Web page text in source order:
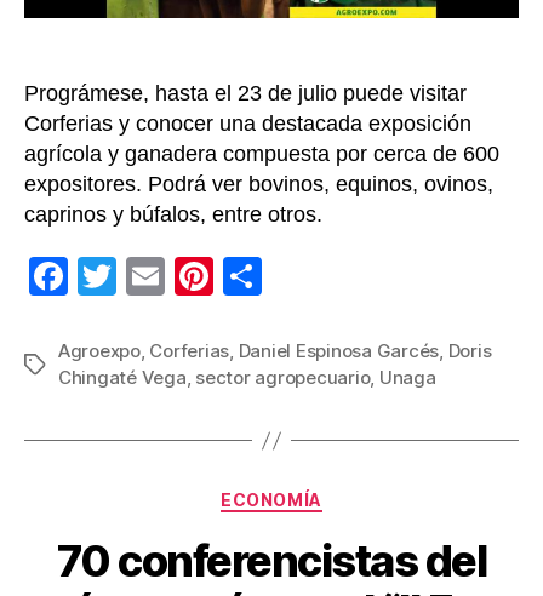
es
Prográmese, hasta el 23 de julio puede visitar
Corferias y conocer una destacada exposición
agrícola y ganadera compuesta por cerca de 600
expositores. Podrá ver bovinos, equinos, ovinos,
caprinos y búfalos, entre otros.
F
c
e
b
k
T
tt
er
E
ail
Pi
er
e
st
m
p
ar
Etiquetas
Agroexpo, Corferias, Daniel Espinosa Garcés, Doris
Chingaté Vega, sector agropecuario, Unaga
Categorías
ECONOMÍA
70 conferencistas del